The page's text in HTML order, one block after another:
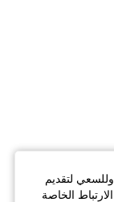
لتقديم
الخاصة